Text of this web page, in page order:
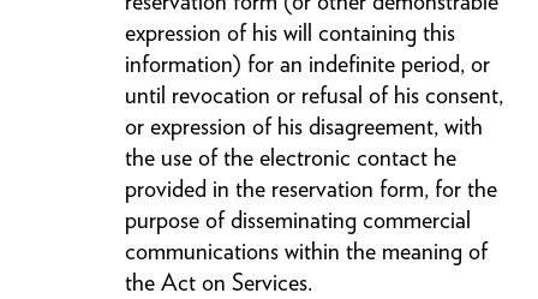
expression of his will containing this
information) for an indefinite period, or
until revocation or refusal of his consent,
or expression of his disagreement, with
the use of the electronic contact he
provided in the reservation form, for the
purpose of disseminating commercial
communications within the meaning of
the Act on Services.